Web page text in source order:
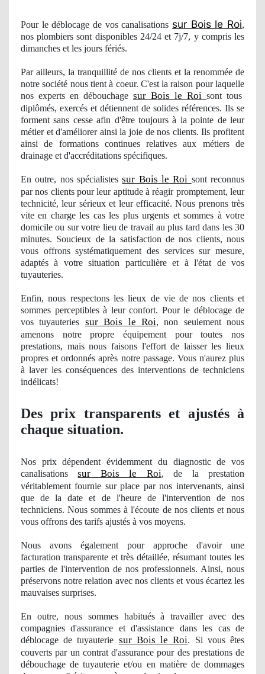
Pour le déblocage de vos canalisations sur Bois le Roi,
nosplombiers sont disponibles 24/24 et 7j/7, y compris les
dimanches et les jours fériés.
Par ailleurs, la tranquillité de nos clients et la renommée de
notre société nous tient à coeur. C'est la raison pour laquelle
nos experts en débouchage sur Bois le Roi sont tous
diplômés, exercés et détiennent de solides références. Ils se
forment sans cesse afin d'être toujours à la pointe de leur
métier et d'améliorerainsi la joie de nos clients. Ils profitent
ainsi de formations continuesrelatives aux métiers de
drainage et d'accréditations spécifiques.
En outre, nos spécialistessur Bois le Roi sont reconnus
par nos clients pour leur aptitude à réagir promptement, leur
technicité, leur sérieux et leur efficacité. Nous prenons très
vite en charge les cas les plus urgents et sommes à votre
domicile ou sur votre lieu de travail au plus tard dans les 30
minutes. Soucieux de la satisfaction de nos clients, nous
vous offrons systématiquement des services sur mesure,
adaptés à votre situation particulière et àl'état de vos
tuyauteries.
Enfin, nous respectons les lieux de vie de nos clients et
sommes perceptibles à leur confort. Pour le déblocagede
vostuyauteries sur Bois le Roi, non seulement nous
amenons notre propre équipement pour toutes nos
prestations, mais nous faisons l'effort de laisser les lieux
propres et ordonnés après notre passage. Vous n'aurez plus
à laver les conséquences des interventions de techniciens
indélicats!
Des prix transparents et ajustés à
chaque situation.
Nos prix dépendent évidemment du diagnosticde vos
canalisationssur Bois le Roi, de la prestation
véritablement fournie sur place par nos intervenants, ainsi
que de la date et de l'heure de l'intervention de nos
techniciens. Nous sommes àl'écoute de nos clients et nous
vous offrons des tarifs ajustés à vos moyens.
Nous avons également pour approche d'avoir une
facturation transparente et très détaillée, résumant toutes les
parties de l'intervention de nos professionnels. Ainsi, nous
préservons notre relation avec nos clients et vous écartez les
mauvaises surprises.
En outre, nous sommes habitués à travailler avec des
compagnies d'assurance et d'assistance dans les cas de
déblocage de tuyauterie sur Bois le Roi. Si vous êtes
couverts par un contrat d'assurance pour des prestations de
débouchage de tuyauterie et/ou en matière de dommages